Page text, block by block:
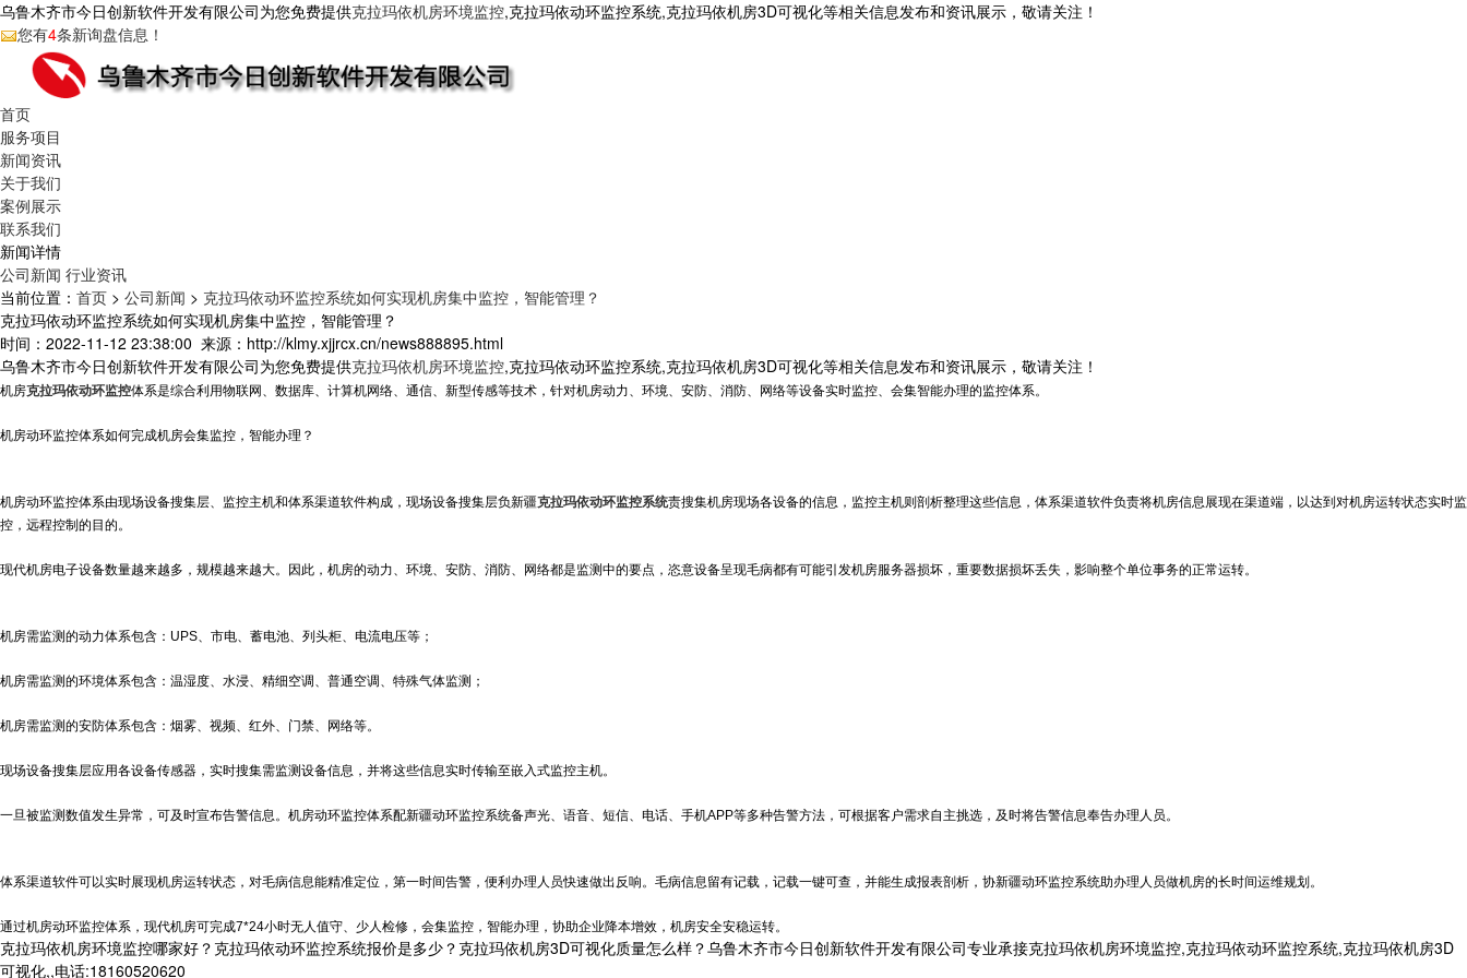
乌鲁木齐市今日创新软件开发有限公司为您免费提供克拉玛依机房环境监控,克拉玛依动环监控系统,克拉玛依机房3D可视化等相关信息发布和资讯展示，敬请关注！
您有4条新询盘信息！
首页
服务项目
新闻资讯
关于我们
案例展示
联系我们
新闻详情
公司新闻 行业资讯
当前位置： 首页 > 公司新闻 > 克拉玛依动环监控系统如何实现机房集中监控，智能管理？
克拉玛依动环监控系统如何实现机房集中监控，智能管理？
时间：2022-11-12 23:38:00 来源：http://klmy.xjjrcx.cn/news888895.html
乌鲁木齐市今日创新软件开发有限公司为您免费提供克拉玛依机房环境监控,克拉玛依动环监控系统,克拉玛依机房3D可视化等相关信息发布和资讯展示，敬请关注！
机房克拉玛依动环监控体系是综合利用物联网、数据库、计算机网络、通信、新型传感等技术，针对机房动力、环境、安防、消防、网络等设备实时监控、会集智能办理的监控体系。
机房动环监控体系如何完成机房会集监控，智能办理？
机房动环监控体系由现场设备搜集层、监控主机和体系渠道软件构成，现场设备搜集层负新疆克拉玛依动环监控系统责搜集机房现场各设备的信息，监控主机则剖析整理这些信息，体系渠道软件负责将机房信息展现在渠道端，以达到对机房运转状态实时监
控，远程控制的目的。
现代机房电子设备数量越来越多，规模越来越大。因此，机房的动力、环境、安防、消防、网络都是监测中的要点，恣意设备呈现毛病都有可能引发机房服务器损坏，重要数据损坏丢失，影响整个单位事务的正常运转。
机房需监测的动力体系包含：UPS、市电、蓄电池、列头柜、电流电压等；
机房需监测的环境体系包含：温湿度、水浸、精细空调、普通空调、特殊气体监测；
机房需监测的安防体系包含：烟雾、视频、红外、门禁、网络等。
现场设备搜集层应用各设备传感器，实时搜集需监测设备信息，并将这些信息实时传输至嵌入式监控主机。
一旦被监测数值发生异常，可及时宣布告警信息。机房动环监控体系配新疆动环监控系统备声光、语音、短信、电话、手机APP等多种告警方法，可根据客户需求自主挑选，及时将告警信息奉告办理人员。
体系渠道软件可以实时展现机房运转状态，对毛病信息能精准定位，第一时间告警，便利办理人员快速做出反响。毛病信息留有记载，记载一键可查，并能生成报表剖析，协新疆动环监控系统助办理人员做机房的长时间运维规划。
通过机房动环监控体系，现代机房可完成7*24小时无人值守、少人检修，会集监控，智能办理，协助企业降本增效，机房安全安稳运转。
克拉玛依机房环境监控哪家好？克拉玛依动环监控系统报价是多少？克拉玛依机房3D可视化质量怎么样？乌鲁木齐市今日创新软件开发有限公司专业承接克拉玛依机房环境监控,克拉玛依动环监控系统,克拉玛依机房3D
可视化,,电话:18160520620